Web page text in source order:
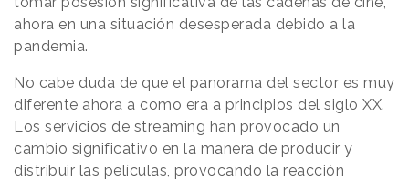
ahora en una situación desesperada debido a la
pandemia.
No cabe duda de que el panorama del sector es muy
diferente ahora a como era a principios del siglo XX.
Los servicios de streaming han provocado un
cambio significativo en la manera de producir y
distribuir las películas, provocando la reacción